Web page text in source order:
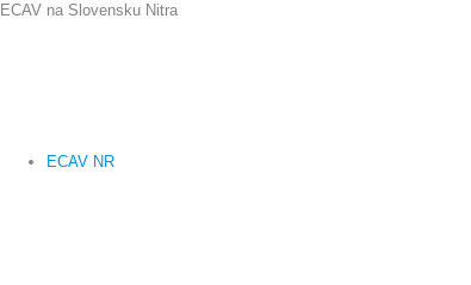
Preskočiť
ECAV na Slovensku Nitra
ECAV NR